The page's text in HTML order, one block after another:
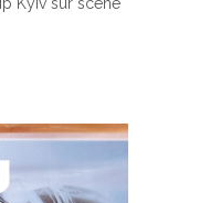
Kyïv sur scène